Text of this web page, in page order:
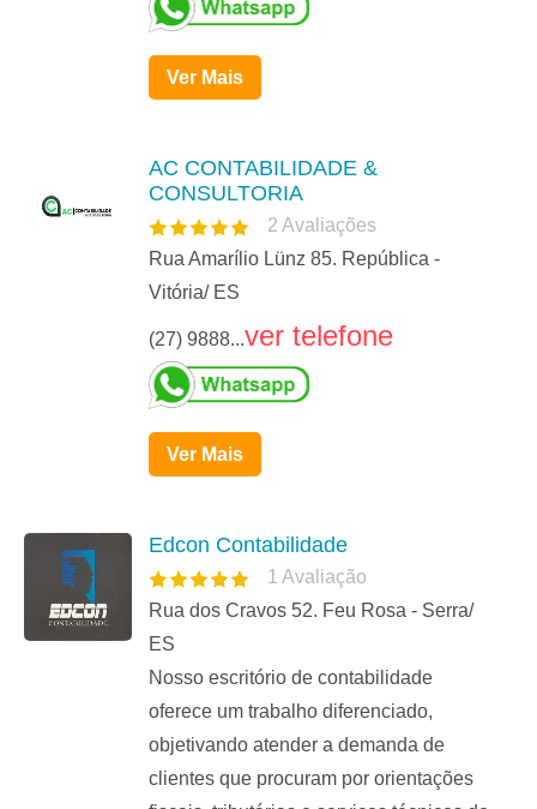
Ver Mais
AC CONTABILIDADE &
CONSULTORIA
2 Avaliações
Rua Amarílio Lünz 85. República -
Vitória/ ES
(27) 9888...ver telefone
Ver Mais
Edcon Contabilidade
1 Avaliação
Rua dos Cravos 52. Feu Rosa - Serra/
ES
Nosso escritório de contabilidade
oferece um trabalho diferenciado,
objetivando atender a demanda de
clientes que procuram por orientações